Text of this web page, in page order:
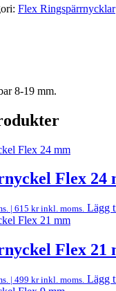
Flex Ringspärrnycklar
8-19 mm.
Flex 24
| 615 krinkl. moms. Lägg
Flex 21
| 499 krinkl. moms. Lägg